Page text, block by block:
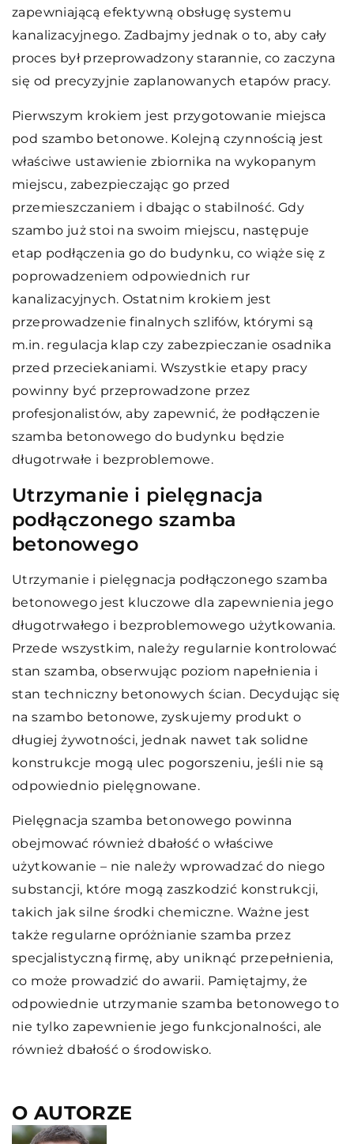
zapewniającą efektywną obsługę systemu
kanalizacyjnego. Zadbajmy jednak o to, aby cały
proces był przeprowadzony starannie, co zaczyna
się od precyzyjnie zaplanowanych etapów pracy.
Pierwszym krokiem jest przygotowanie miejsca
pod szambo betonowe. Kolejną czynnością jest
właściwe ustawienie zbiornika na wykopanym
miejscu, zabezpieczając go przed
przemieszczaniem i dbając o stabilność. Gdy
szambo już stoi na swoim miejscu, następuje
etap podłączenia go do budynku, co wiąże się z
poprowadzeniem odpowiednich rur
kanalizacyjnych. Ostatnim krokiem jest
przeprowadzenie finalnych szlifów, którymi są
m.in. regulacja klap czy zabezpieczanie osadnika
przed przeciekaniami. Wszystkie etapy pracy
powinny być przeprowadzone przez
profesjonalistów, aby zapewnić, że podłączenie
szamba betonowego do budynku będzie
długotrwałe i bezproblemowe.
Utrzymanie i pielęgnacja
podłączonego szamba
betonowego
Utrzymanie i pielęgnacja podłączonego szamba
betonowego jest kluczowe dla zapewnienia jego
długotrwałego i bezproblemowego użytkowania.
Przede wszystkim, należy regularnie kontrolować
stan szamba, obserwując poziom napełnienia i
stan techniczny betonowych ścian. Decydując się
na szambo betonowe, zyskujemy produkt o
długiej żywotności, jednak nawet tak solidne
konstrukcje mogą ulec pogorszeniu, jeśli nie są
odpowiednio pielęgnowane.
Pielęgnacja szamba betonowego powinna
obejmować również dbałość o właściwe
użytkowanie – nie należy wprowadzać do niego
substancji, które mogą zaszkodzić konstrukcji,
takich jak silne środki chemiczne. Ważne jest
także regularne opróżnianie szamba przez
specjalistyczną firmę, aby uniknąć przepełnienia,
co może prowadzić do awarii. Pamiętajmy, że
odpowiednie utrzymanie szamba betonowego to
nie tylko zapewnienie jego funkcjonalności, ale
również dbałość o środowisko.
O AUTORZE